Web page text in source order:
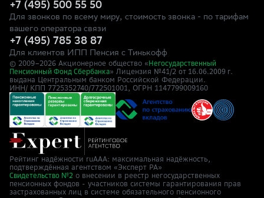
+7 (495) 500 55 50
Для звонков по всему миру, стоимость звонка - по тарифам
вашего оператора связи
+7 (495) 785 38 87
Для клиентов ИПП Пенсия с Тинькофф
© 2009–2026 Акционерное общество « Негосударственный
Пенсионный Фонд Сбербанка» Лицензия №41/2 от 16.06.2009 г.
выдана Центральным банком Российской Федерации.
ИНН/ КПП 7725352740/772501001, ОГРН 1147799009160
Рейтинг надёжности ruAAA: максимальная надёжность,
подтверждённая агентством «Эксперт РА»
Свидетельство №2 о внесении в реестр негосударственных
пенсионных фондов - участников системы гарантирования прав
застрахованных лиц в системе обязательного пенсионного